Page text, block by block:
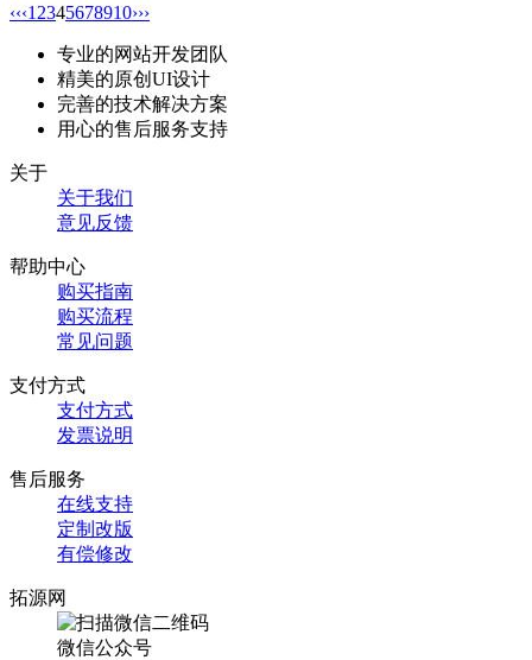
‹‹‹1 2345678910›››
专业的网站开发团队
精美的原创UI设计
完善的技术解决方案
用心的售后服务支持
关于
关于我们
意见反馈
帮助中心
购买指南
购买流程
常见问题
支付方式
支付方式
发票说明
售后服务
在线支持
定制改版
有偿修改
拓源网
微信公众号